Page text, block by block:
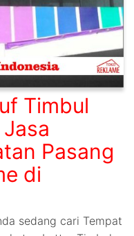
Timbul
Pasang
di
sedang cari Tempat